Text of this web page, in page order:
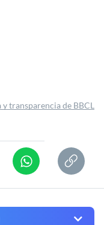
y transparencia de BBCL